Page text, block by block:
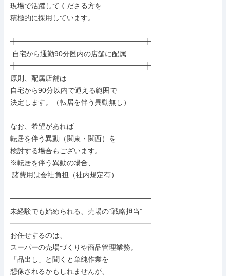
現場で活躍してくださる方を
積極的に採用しています。
╋━━━━━━━━━━━━━━━━━━╋
╋━━━━━━━━━━━━━━━━━━╋
原則、配属店舗は
自宅から90分以内で通える範囲で
決定します。（転居を伴う異動無し）
なお、希望があれば
転居を伴う異動（関東・関西）を
検討する場合もございます。
※転居を伴う異動の場合、
━━━━━━━━━━━━━━━━━━━━
未経験でも始められる、売場の“戦略担当”
━━━━━━━━━━━━━━━━━━━━
お任せするのは、
スーパーの売場づくりや商品管理業務。
「品出し」と聞くと単純作業を
想像されるかもしれませんが、